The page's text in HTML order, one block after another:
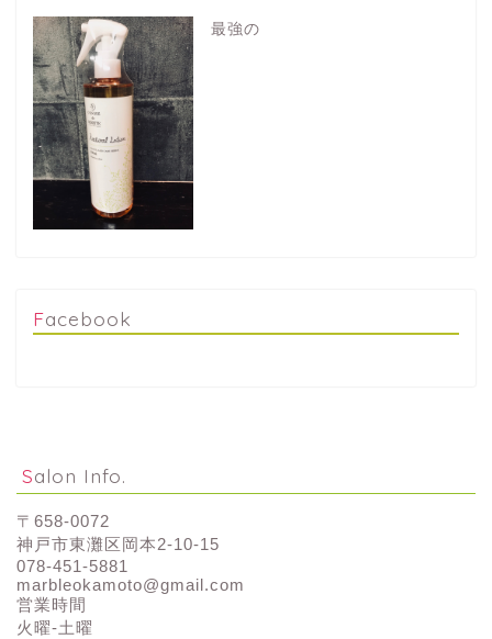
最強の
Facebook
Salon Info.
〒658-0072
神戸市東灘区岡本2-10-15
078-451-5881
marbleokamoto@gmail.com
営業時間
火曜-土曜